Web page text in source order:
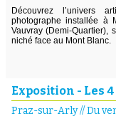
Découvrez l’univers
photographe installée à
Vauvray (Demi-Quartier),
niché face au Mont Blanc.
Exposition - Les
Praz-sur-Arly//Du